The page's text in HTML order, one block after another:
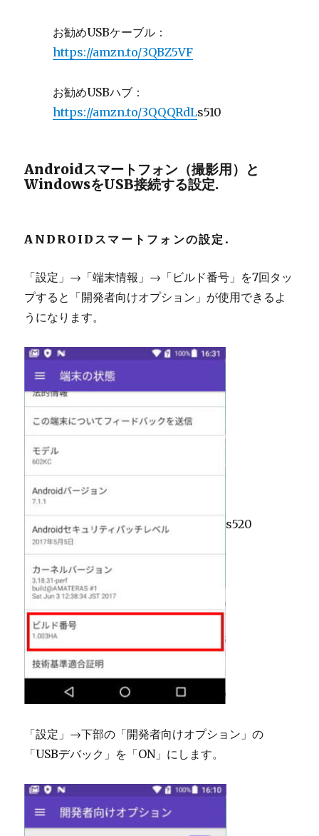
お勧めUSBケーブル：
https://amzn.to/3QBZ5VF
お勧めUSBハブ：
https://amzn.to/3QQQRdLs510
Androidスマートフォン（撮影用）と
WindowsをUSB接続する設定.
ANDROIDスマートフォンの設定.
「設定」→「端末情報」→「ビルド番号」を7回タッ
プすると「開発者向けオプション」が使用できるよ
うになります。
s520
「設定」→下部の「開発者向けオプション」の
「USBデバック」を「ON」にします。